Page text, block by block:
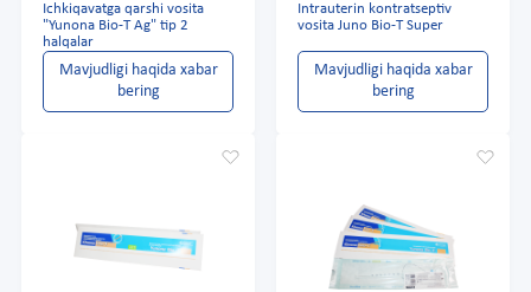
Ichkiqavatga qarshi vosita
"Yunona Bio-T Ag" tip 2
halqalar
Mavjudligi haqida xabar
bering
Intrauterin kontratseptiv
vosita Juno Bio-T Super
Mavjudligi haqida xabar
bering